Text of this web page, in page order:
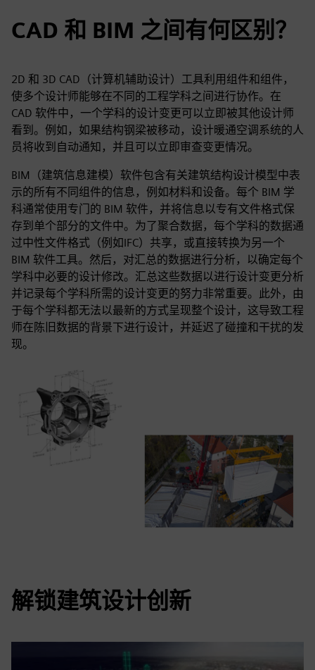
CAD 和 BIM 之间有何区别？
2D 和 3D CAD（计算机辅助设计）工具利用组件和组件，
使多个设计师能够在不同的工程学科之间进行协作。在
CAD 软件中，一个学科的设计变更可以立即被其他设计师
看到。例如，如果结构钢梁被移动，设计暖通空调系统的人
员将收到自动通知，并且可以立即审查变更情况。
BIM（建筑信息建模）软件包含有关建筑结构设计模型中表
示的所有不同组件的信息，例如材料和设备。每个 BIM 学
科通常使用专门的 BIM 软件，并将信息以专有文件格式保
存到单个部分的文件中。为了聚合数据，每个学科的数据通
过中性文件格式（例如IFC）共享，或直接转换为另一个
BIM 软件工具。然后，对汇总的数据进行分析，以确定每个
学科中必要的设计修改。汇总这些数据以进行设计变更分析
并记录每个学科所需的设计变更的努力非常重要。此外，由
于每个学科都无法以最新的方式呈现整个设计，这导致工程
师在陈旧数据的背景下进行设计，并延迟了碰撞和干扰的发
现。
解锁建筑设计创新